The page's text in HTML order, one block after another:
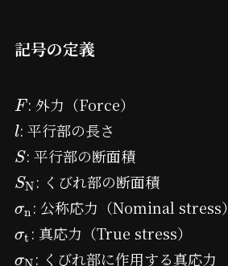
記号の定義
F: 外力（Force）
l: 平行部の長さ
S: 平行部の断面積
SN : くびれ部の断面積
σn : 公称応力（Nominal stress）
σt : 真応力（True stress）
σ : くびれ部に作用する真応力